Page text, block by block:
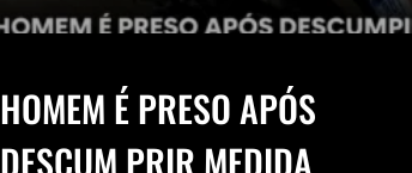
HOMEM É PRESO APÓS
DESCUM PRIR MEDIDA